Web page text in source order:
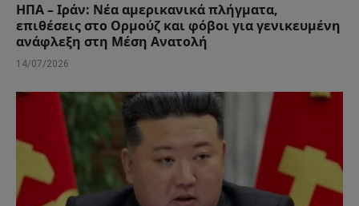
ΗΠΑ – Ιράν: Νέα αμερικανικά πλήγματα,
επιθέσεις στο Ορμούζ και φόβοι για γενικευμένη
ανάφλεξη στη Μέση Ανατολή
14/07/2026